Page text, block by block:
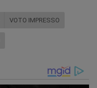
VOTO IMPRESSO